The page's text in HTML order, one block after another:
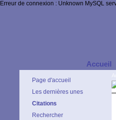
Erreur de connexion : Unknown MySQL
Accueil
Page d'accueil
Les dernières unes
Citations
Rechercher